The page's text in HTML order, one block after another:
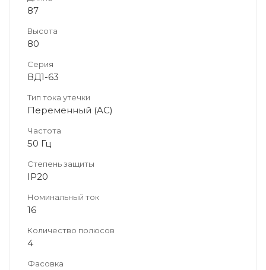
87
Высота
80
Серия
ВД1-63
Тип тока утечки
Переменный (AC)
Частота
50 Гц
Степень защиты
IP20
Номинальный ток
16
Количество полюсов
4
Фасовка